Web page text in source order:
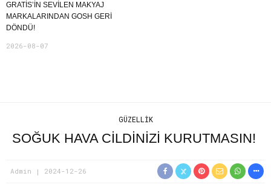
GRATIS’IN SEVILEN MAKYAJ
MARKALARINDAN GOSH GERI
DÖNDÜ!
2026-08-07
GÜZELLIK
SOĞUK HAVA CİLDİNİZİ KURUTMASIN!
Admin 2024-12-26